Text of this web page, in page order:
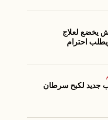
يخضع لعلاج
احترام
جديد لكبح سرطان